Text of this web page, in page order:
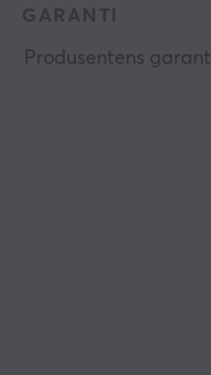
GARANTI
Produsentens garanti